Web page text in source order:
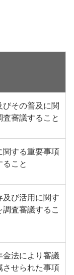
びその普及に関
審議すること
関する重要事項
ること
及び活用に関す
調査審議するこ
金法により審議
させられた事項